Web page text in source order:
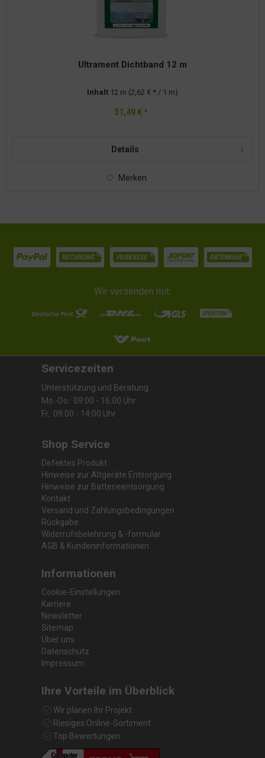
Ultrament Dichtband 12 m
Inhalt 12 m (2,62 € * / 1 m)
31,49 € *
Details
Merken
Wir versenden mit:
Servicezeiten
Unterstützung und Beratung
Mo.-Do.: 09:00 - 16:00 Uhr
Fr.: 09:00 - 14:00 Uhr
Shop Service
Defektes Produkt
Hinweise zur Altgeräte Entsorgung
Hinweise zur Batterieentsorgung
Kontakt
Versand und Zahlungsbedingungen
Rückgabe
Widerrufsbelehrung & -formular
AGB & Kundeninformationen
Informationen
Cookie-Einstellungen
Karriere
Newsletter
Sitemap
Über uns
Datenschutz
Impressum
Ihre Vorteile im Überblick
Wir planen Ihr Projekt
Riesiges Online-Sortiment
Top Bewertungen